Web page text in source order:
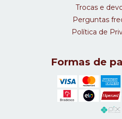
Trocas e
Perguntas
Política de
Formas de